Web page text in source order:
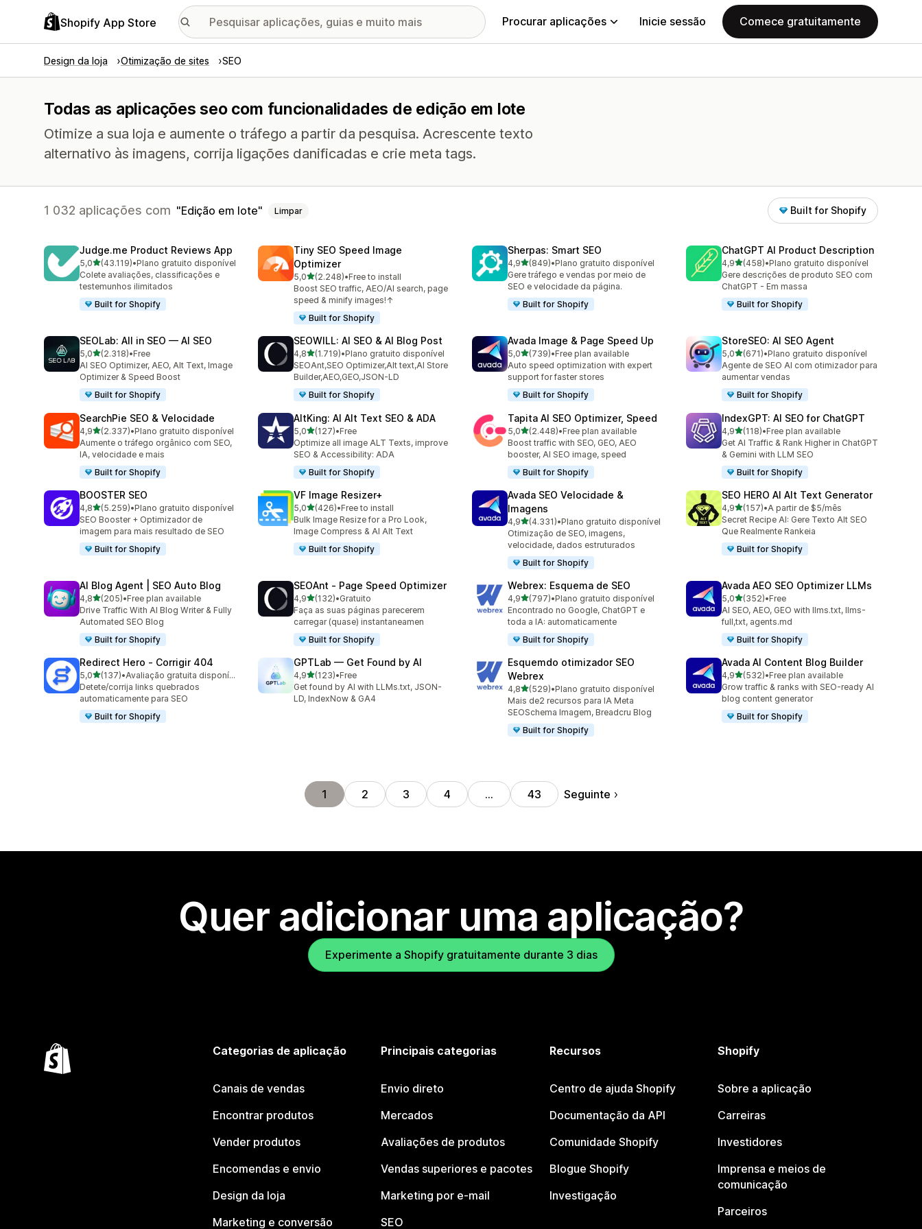
Shopify App Store Procurar aplicações Inicie sessão Comece gratuitamente
Design da loja Otimização de sites SEO
Todas as aplicações seo com funcionalidades de edição em lote
Otimize a sua loja e aumente o tráfego a partir da pesquisa. Acrescente texto
alternativo às imagens, corrija ligações danificadas e crie meta tags.
1 032 aplicações com Edição em lote Limpar Built for Shopify
Judge.me Product Reviews App
5,0de 5 estrelas
(43.119)
43119 total de avaliações
•Plano gratuito disponível
Colete avaliações, classificações e
testemunhos ilimitados
Built for Shopify
Tiny SEO Speed Image
Optimizer
5,0de 5 estrelas
(2.248)
2248 total de avaliações
•Free to install
Boost SEO traffic, AEO/AI search, page
speed & minify images!↑
Built for Shopify
Sherpas: Smart SEO
4,9de 5 estrelas
(849)
849 total de avaliações
•Plano gratuito disponível
Gere tráfego e vendas por meio de
SEO e velocidade da página.
Built for Shopify
ChatGPT AI Product Description
4,9de 5 estrelas
(458)
458 total de avaliações
•Plano gratuito disponível
Gere descrições de produto SEO com
ChatGPT - Em massa
Built for Shopify
SEOLab: All in SEO — AI SEO
5,0de 5 estrelas
(2.318)
2318 total de avaliações
•Free
AI SEO Optimizer, AEO, Alt Text, Image
Optimizer & Speed Boost
Built for Shopify
SEOWILL: AI SEO & AI Blog Post
4,8de 5 estrelas
(1.719)
1719 total de avaliações
•Plano gratuito disponível
SEOAnt,SEO Optimizer,Alt text,AI Store
Builder,AEO,GEO,JSON-LD
Built for Shopify
Avada Image & Page Speed Up
5,0de 5 estrelas
(739)
739 total de avaliações
•Free plan available
Auto speed optimization with expert
support for faster stores
Built for Shopify
StoreSEO: AI SEO Agent
5,0de 5 estrelas
(671)
671 total de avaliações
•Plano gratuito disponível
Agente de SEO AI com otimizador para
aumentar vendas
Built for Shopify
SearchPie SEO & Velocidade
4,9de 5 estrelas
(2.337)
2337 total de avaliações
•Plano gratuito disponível
Aumente o tráfego orgânico com SEO,
IA, velocidade e mais
Built for Shopify
AltKing: AI Alt Text SEO & ADA
5,0de 5 estrelas
(127)
127 total de avaliações
•Free
Optimize all image ALT Texts, improve
SEO & Accessibility: ADA
Built for Shopify
Tapita AI SEO Optimizer, Speed
5,0de 5 estrelas
(2.448)
2448 total de avaliações
•Free plan available
Boost traffic with SEO, GEO, AEO
booster, AI SEO image, speed
Built for Shopify
IndexGPT: AI SEO for ChatGPT
4,9de 5 estrelas
(118)
118 total de avaliações
•Free plan available
Get AI Traffic & Rank Higher in ChatGPT
& Gemini with LLM SEO
Built for Shopify
BOOSTER SEO
4,8de 5 estrelas
(5.259)
5259 total de avaliações
•Plano gratuito disponível
SEO Booster + Optimizador de
imagem para mais resultado de SEO
Built for Shopify
VF Image Resizer+
5,0de 5 estrelas
(426)
426 total de avaliações
•Free to install
Bulk Image Resize for a Pro Look,
Image Compress & AI Alt Text
Built for Shopify
Avada SEO Velocidade &
Imagens
4,9de 5 estrelas
(4.331)
4331 total de avaliações
•Plano gratuito disponível
Otimização de SEO, imagens,
velocidade, dados estruturados
Built for Shopify
SEO HERO AI Alt Text Generator
4,9de 5 estrelas
(157)
157 total de avaliações
•A partir de $5/mês
Secret Recipe AI: Gere Texto Alt SEO
Que Realmente Rankeia
Built for Shopify
AI Blog Agent | SEO Auto Blog
4,8de 5 estrelas
(205)
205 total de avaliações
•Free plan available
Drive Traffic With AI Blog Writer & Fully
Automated SEO Blog
Built for Shopify
SEOAnt ‑ Page Speed Optimizer
4,9de 5 estrelas
(132)
132 total de avaliações
•Gratuito
Faça as suas páginas parecerem
carregar (quase) instantaneamen
Built for Shopify
Webrex: Esquema de SEO
4,9de 5 estrelas
(797)
797 total de avaliações
•Plano gratuito disponível
Encontrado no Google, ChatGPT e
toda a IA: automaticamente
Built for Shopify
Avada AEO SEO Optimizer LLMs
5,0de 5 estrelas
(352)
352 total de avaliações
•Free
AI SEO, AEO, GEO with llms.txt, llms-
full,txt, agents.md
Built for Shopify
Redirect Hero ‑ Corrigir 404
5,0de 5 estrelas
(137)
137 total de avaliações
•
Avaliação gratuita disponível
Detete/corrija links quebrados
automaticamente para SEO
Built for Shopify
GPTLab — Get Found by AI
4,9de 5 estrelas
(123)
123 total de avaliações
•Free
Get found by AI with LLMs.txt, JSON-
LD, IndexNow & GA4
Esquemdo otimizador SEO
Webrex
4,8de 5 estrelas
(529)
529 total de avaliações
•Plano gratuito disponível
Mais de2 recursos para IA Meta
SEOSchema Imagem, Breadcru BIog
Built for Shopify
Avada AI Content Blog Builder
4,9de 5 estrelas
(532)
532 total de avaliações
•Free plan available
Grow traffic & ranks with SEO-ready AI
blog content generator
Built for Shopify
1 2 3 4 … 43 Seguinte
Quer adicionar uma aplicação?
Experimente a Shopify gratuitamente durante 3 dias
Categorias de aplicação
Canais de vendas
Encontrar produtos
Vender produtos
Encomendas e envio
Design da loja
Marketing e conversão
Principais categorias
Envio direto
Mercados
Avaliações de produtos
Vendas superiores e pacotes
Marketing por e-mail
SEO
Recursos
Centro de ajuda Shopify
Documentação da API
Comunidade Shopify
Blogue Shopify
Investigação
Shopify
Sobre a aplicação
Carreiras
Investidores
Imprensa e meios de
comunicação
Parceiros